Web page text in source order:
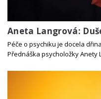
Aneta Langrová:
Péče o psychiku je docela
Přednáška psycholožky Anety